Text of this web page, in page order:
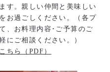
す。親しい仲間と美味しい
お過ごしください。（各プ
、お料理内容･ご予算のご
にご相談ください。）
ちら（PDF）